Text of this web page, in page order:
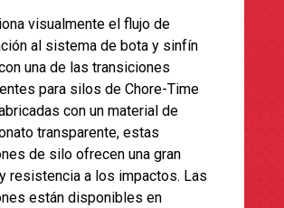
visualmente el flujo de
al sistema de bota y sinfín
una de las transiciones
para silos de Chore-Time
con un material de
transparente, estas
de silo ofrecen una gran
resistencia a los impactos. Las
están disponibles en